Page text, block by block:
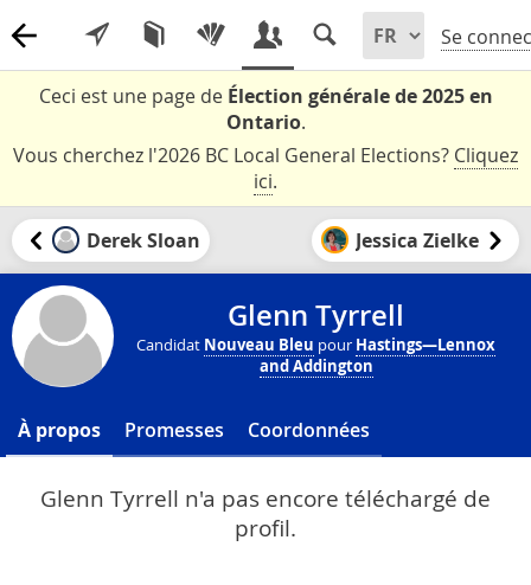
Se
Ceci est une page de Élection générale de 2025 en
Ontario.
Vous cherchez l'2026 BC Local General Elections? Cliquez
ici.
Derek Sloan Jessica Zielke
Glenn Tyrrell
Candidat Nouveau Bleu pour Hastings—Lennox
and Addington
À propos Promesses Coordonnées
Glenn Tyrrell n'a pas encore téléchargé de
profil.